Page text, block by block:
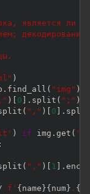
является ли
декодирование
)
. find_all ( "img" )
) 0 . split ( ";" )
( "," ) 0 . split
) if img . get (
:
( "," ) 1 .
f' { name }{ num } . {